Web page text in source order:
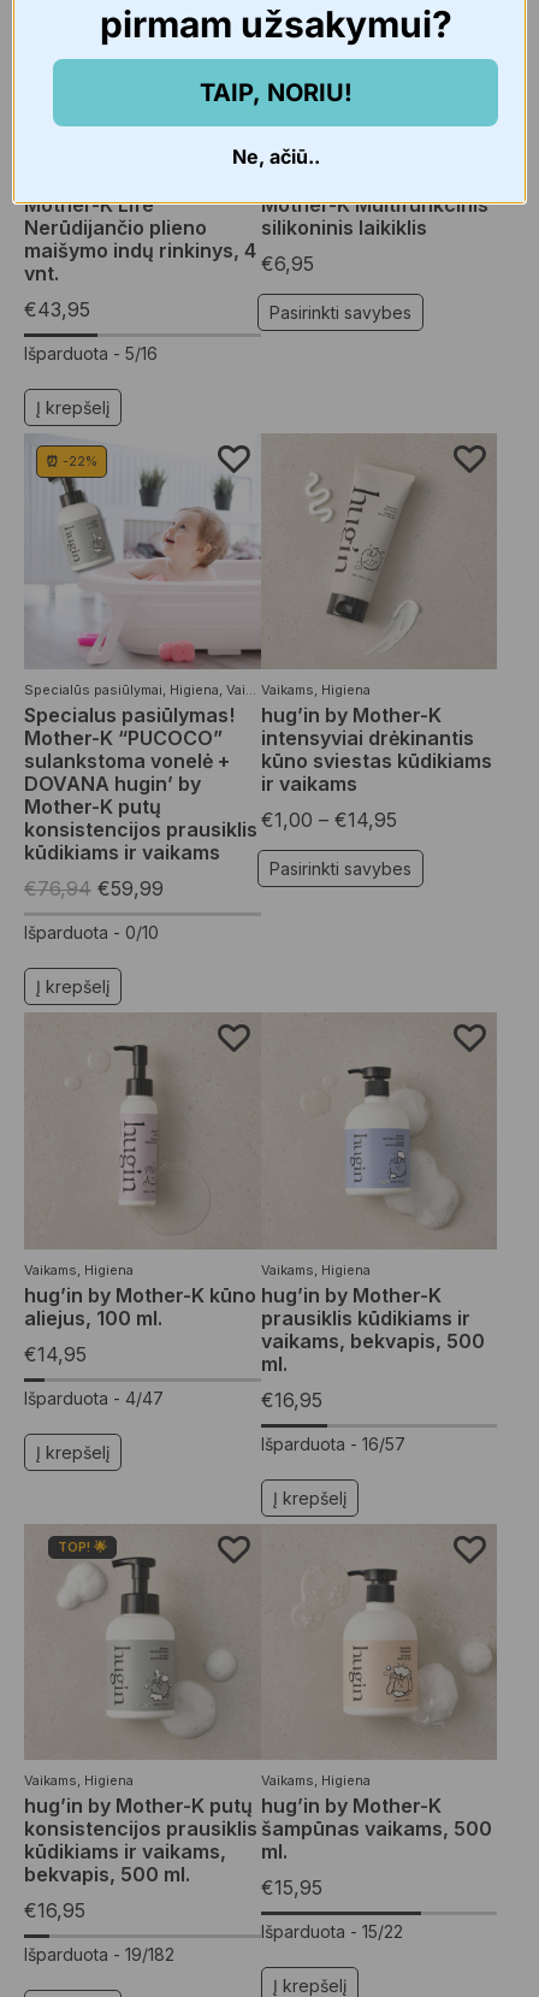
Mother-K Life
Nerūdijančio plieno
maišymo indų rinkinys, 4
vnt.
€43,95
Išparduota - 5/16
Į krepšelį
Mother-K Multifunkcinis
silikoninis laikiklis
€6,95
Pasirinkti savybes
⏰ -22%
Specialūs pasiūlymai, Higiena, Vaikams ,Vonios priemonės
Specialus pasiūlymas!
Mother-K “PUCOCO”
sulankstoma vonelė +
DOVANA hugin’ by
Mother-K putų
konsistencijos prausiklis
kūdikiams ir vaikams
€76,94 €59,99
Išparduota - 0/10
Į krepšelį
Vaikams, Higiena
hug’in by Mother-K
intensyviai drėkinantis
kūno sviestas kūdikiams
ir vaikams
€1,00 – €14,95
Pasirinkti savybes
Vaikams Higiena
hug’in by Mother-K kūno
aliejus, 100 ml.
€14,95
Išparduota - 4/47
Į krepšelį
Vaikams Higiena
hug’in by Mother-K
prausiklis kūdikiams ir
vaikams, bekvapis, 500
ml.
€16,95
Išparduota - 16/57
Į krepšelį
TOP! 🌟
Vaikams, Higiena
hug’in by Mother-K putų
konsistencijos prausiklis
kūdikiams ir vaikams,
bekvapis, 500 ml.
€16,95
Išparduota - 19/182
Vaikams, Higiena
hug’in by Mother-K
šampūnas vaikams, 500
ml.
€15,95
Išparduota - 15/22
Į krepšelį
pirmam užsakymui?
TAIP, NORIU!
Ne, ačiū..